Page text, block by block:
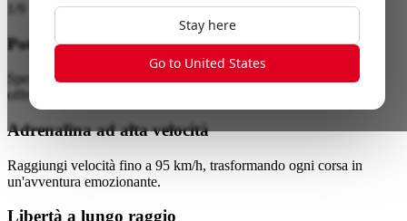
Stay here
Go to United States
Potente Performance
Sperimenta una potenza senza pari con un motore da 6400W che
offre un'accelerazione eccezionale e una grande capacità di salita.
Adrenalina ad alta velocità
Raggiungi velocità fino a 95 km/h, trasformando ogni corsa in
un'avventura emozionante.
Libertà a lungo raggio